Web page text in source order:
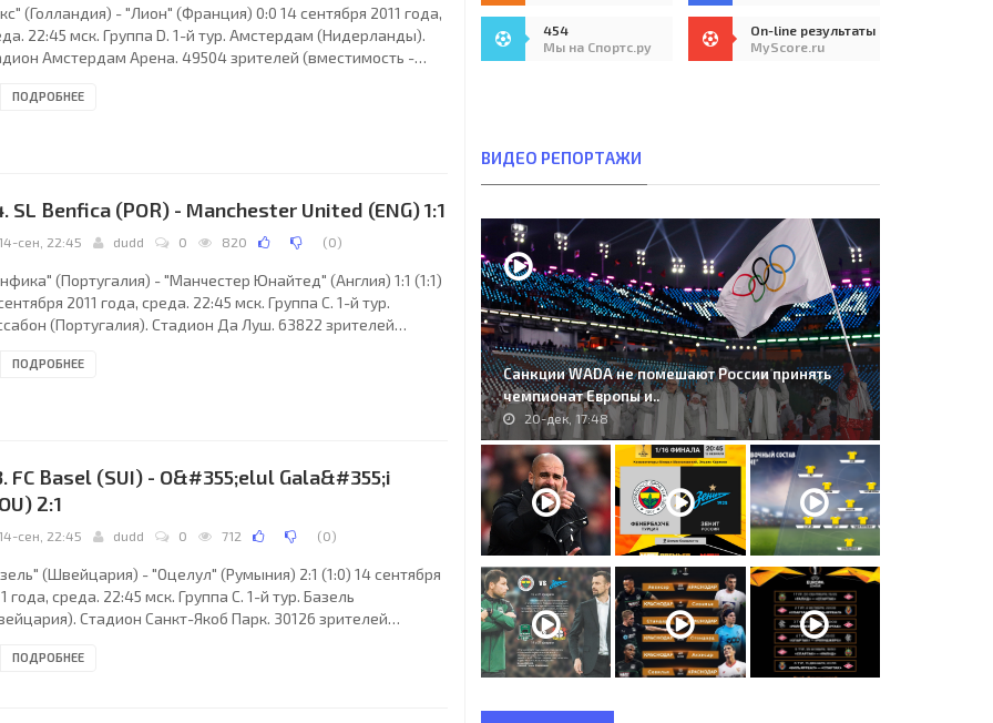
(Голландия) - "Лион" (Франция) 0:0 14 сентября 2011 года,
22:45 мск. Группа D. 1-й тур. Амстердам (Нидерланды).
Амстердам Арена. 49504 зрителей (вместимость -
Кеннет Вермер, Грегори ван дер Вил, Тоби
ПОДРОБНЕЕ
SL Benfica (POR) - Manchester United (ENG) 1:1
14-сен, 22:45 dudd 0 820 (0)
(Португалия) - "Манчестер Юнайтед" (Англия) 1:1 (1:1)
2011 года, среда. 22:45 мск. Группа C. 1-й тур.
(Португалия). Стадион Да Луш. 63822 зрителей
"Бенфика": Мораеш Артур, Эмерсон, Луизао,
ПОДРОБНЕЕ
FC Basel (SUI) - O&#355;elul Gala&#355;i
2:1
14-сен, 22:45 dudd 0 712 (0)
(Швейцария) - "Оцелул" (Румыния) 2:1 (1:0) 14 сентября
года, среда. 22:45 мск. Группа C. 1-й тур. Базель
Стадион Санкт-Якоб Парк. 30126 зрителей
Шотландия). "Базель": Ян Соммер, Пак Чжу-Ху,
ПОДРОБНЕЕ
454
Мы на Спортс.ру
On-line результаты
MyScore.ru
ВИДЕО РЕПОРТАЖИ
Санкции WADA не помешают России принять
чемпионат Европы и..
20-дек, 17:48